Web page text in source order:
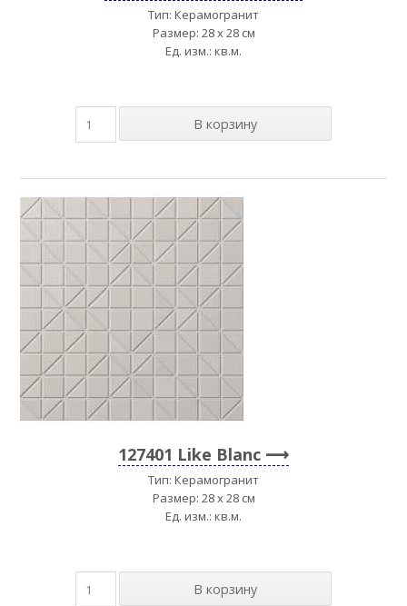
Тип: Керамогранит
Размер: 28 x 28 см
Ед. изм.: кв.м.
127401 Like Blanc
Тип: Керамогранит
Размер: 28 x 28 см
Ед. изм.: кв.м.